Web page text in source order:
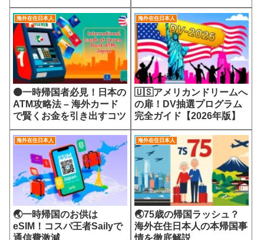
説！
海外在住日本人
🟠一時帰国者必見！日本の
ATM攻略法 – 海外カード
で賢くお金を引き出すコツ
海外在住日本人
🇺🇸アメリカンドリームへ
の扉！DV抽選プログラム
完全ガイド【2026年版】
海外在住日本人
🌏一時帰国のお供は
eSIM！コスパ王者Sailyで
海外在住日本人
🌏75歳の帰国ラッシュ？
海外在住日本人の本帰国事